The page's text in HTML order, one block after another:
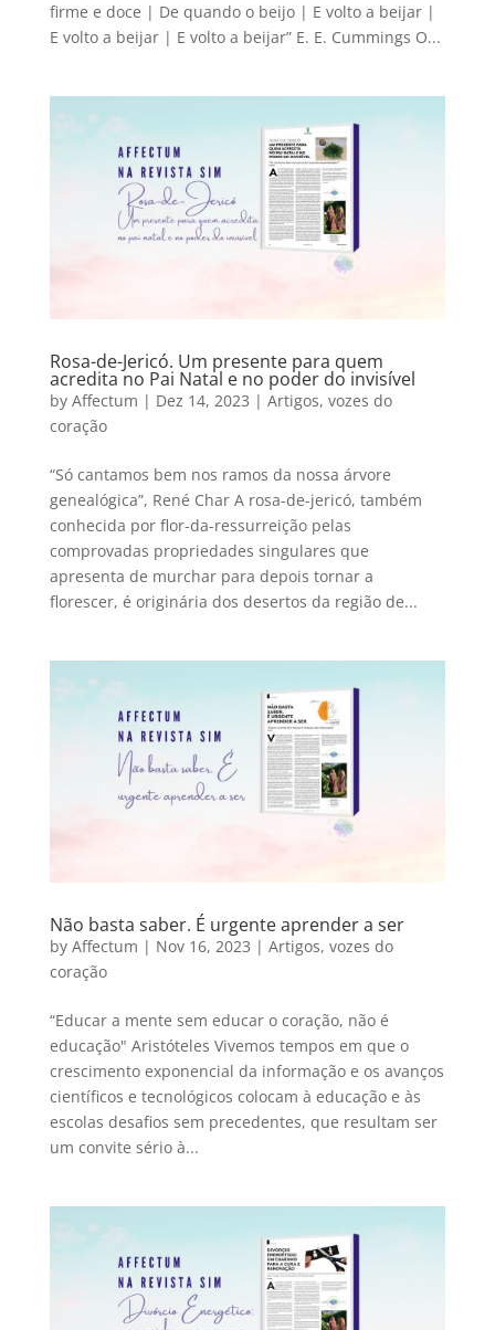
firme e doce | De quando o beijo | E volto a beijar |
E volto a beijar | E volto a beijar” E. E. Cummings O...
Rosa-de-Jericó. Um presente para quem
acredita no Pai Natal e no poder do invisível
by Affectum | Dez 14, 2023 | Artigos, vozes do
coração
“Só cantamos bem nos ramos da nossa árvore
genealógica”, René Char A rosa-de-jericó, também
conhecida por flor-da-ressurreição pelas
comprovadas propriedades singulares que
apresenta de murchar para depois tornar a
florescer, é originária dos desertos da região de...
Não basta saber. É urgente aprender a ser
by Affectum | Nov 16, 2023 | Artigos, vozes do
coração
“Educar a mente sem educar o coração, não é
educação" Aristóteles Vivemos tempos em que o
crescimento exponencial da informação e os avanços
científicos e tecnológicos colocam à educação e às
escolas desafios sem precedentes, que resultam ser
um convite sério à...